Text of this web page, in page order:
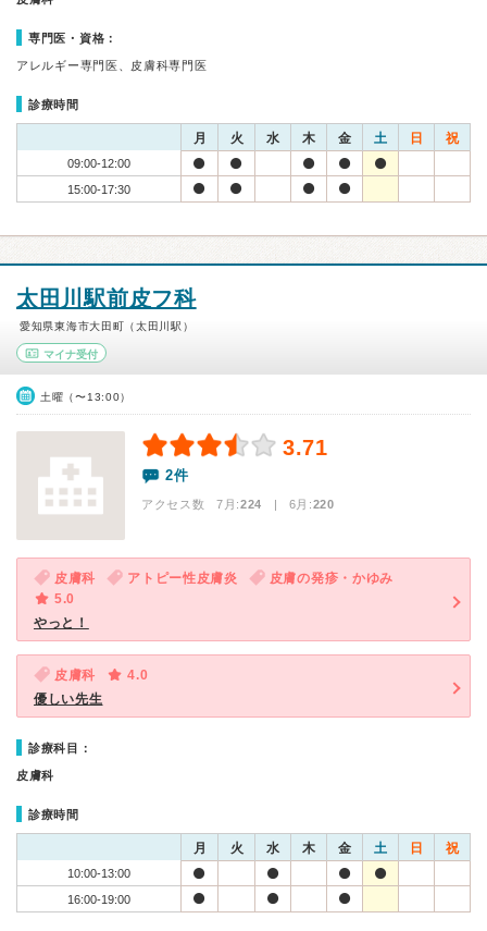
専門医・資格：
アレルギー専門医、皮膚科専門医
診療時間
月 火 水 木 金 土 日 祝
09:00-12:00
15:00-17:30
太田川駅前皮フ科
愛知県東海市大田町（太田川駅）
マイナ受付
土曜（〜13:00）
3.71
2件
アクセス数 7月:224 | 6月:220
皮膚科 アトピー性皮膚炎
皮膚の発疹・かゆみ
5.0
やっと！
皮膚科
4.0
優しい先生
診療科目：
皮膚科
診療時間
月 火 水 木 金 土 日 祝
10:00-13:00
16:00-19:00